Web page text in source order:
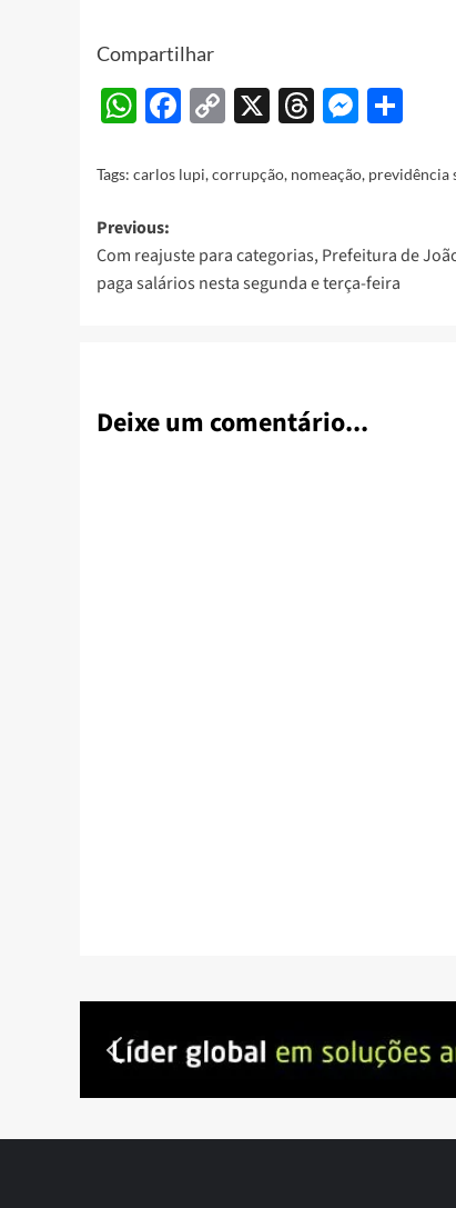
Compartilhar
WhatsApp
Facebook
Copy
X Threads
Tags: carlos lupi,corrupção, nomeação, previdência
Post
navigation
Previous:
Com reajuste para categorias, Prefeitura de
paga salários nesta segunda e terça-feira
Deixe um comentário...